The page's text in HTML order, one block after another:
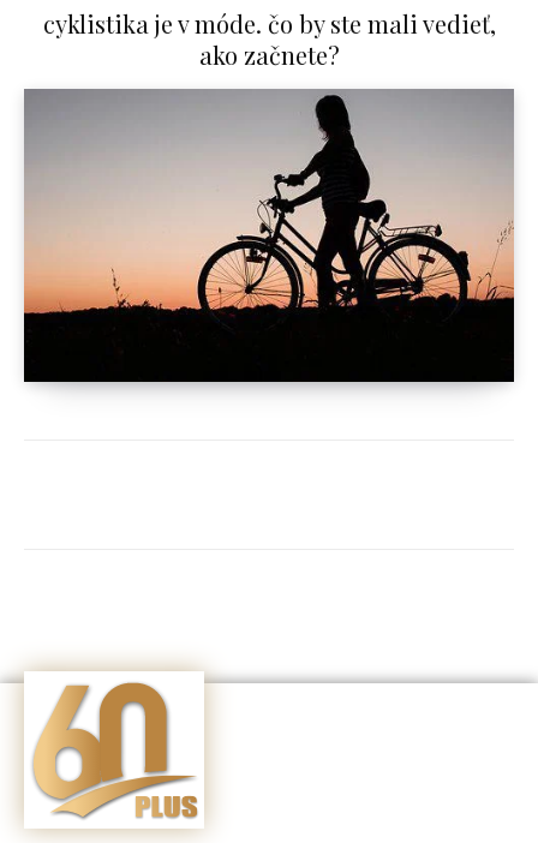
cyklistika je v móde. čo by ste mali vedieť,
ako začnete?